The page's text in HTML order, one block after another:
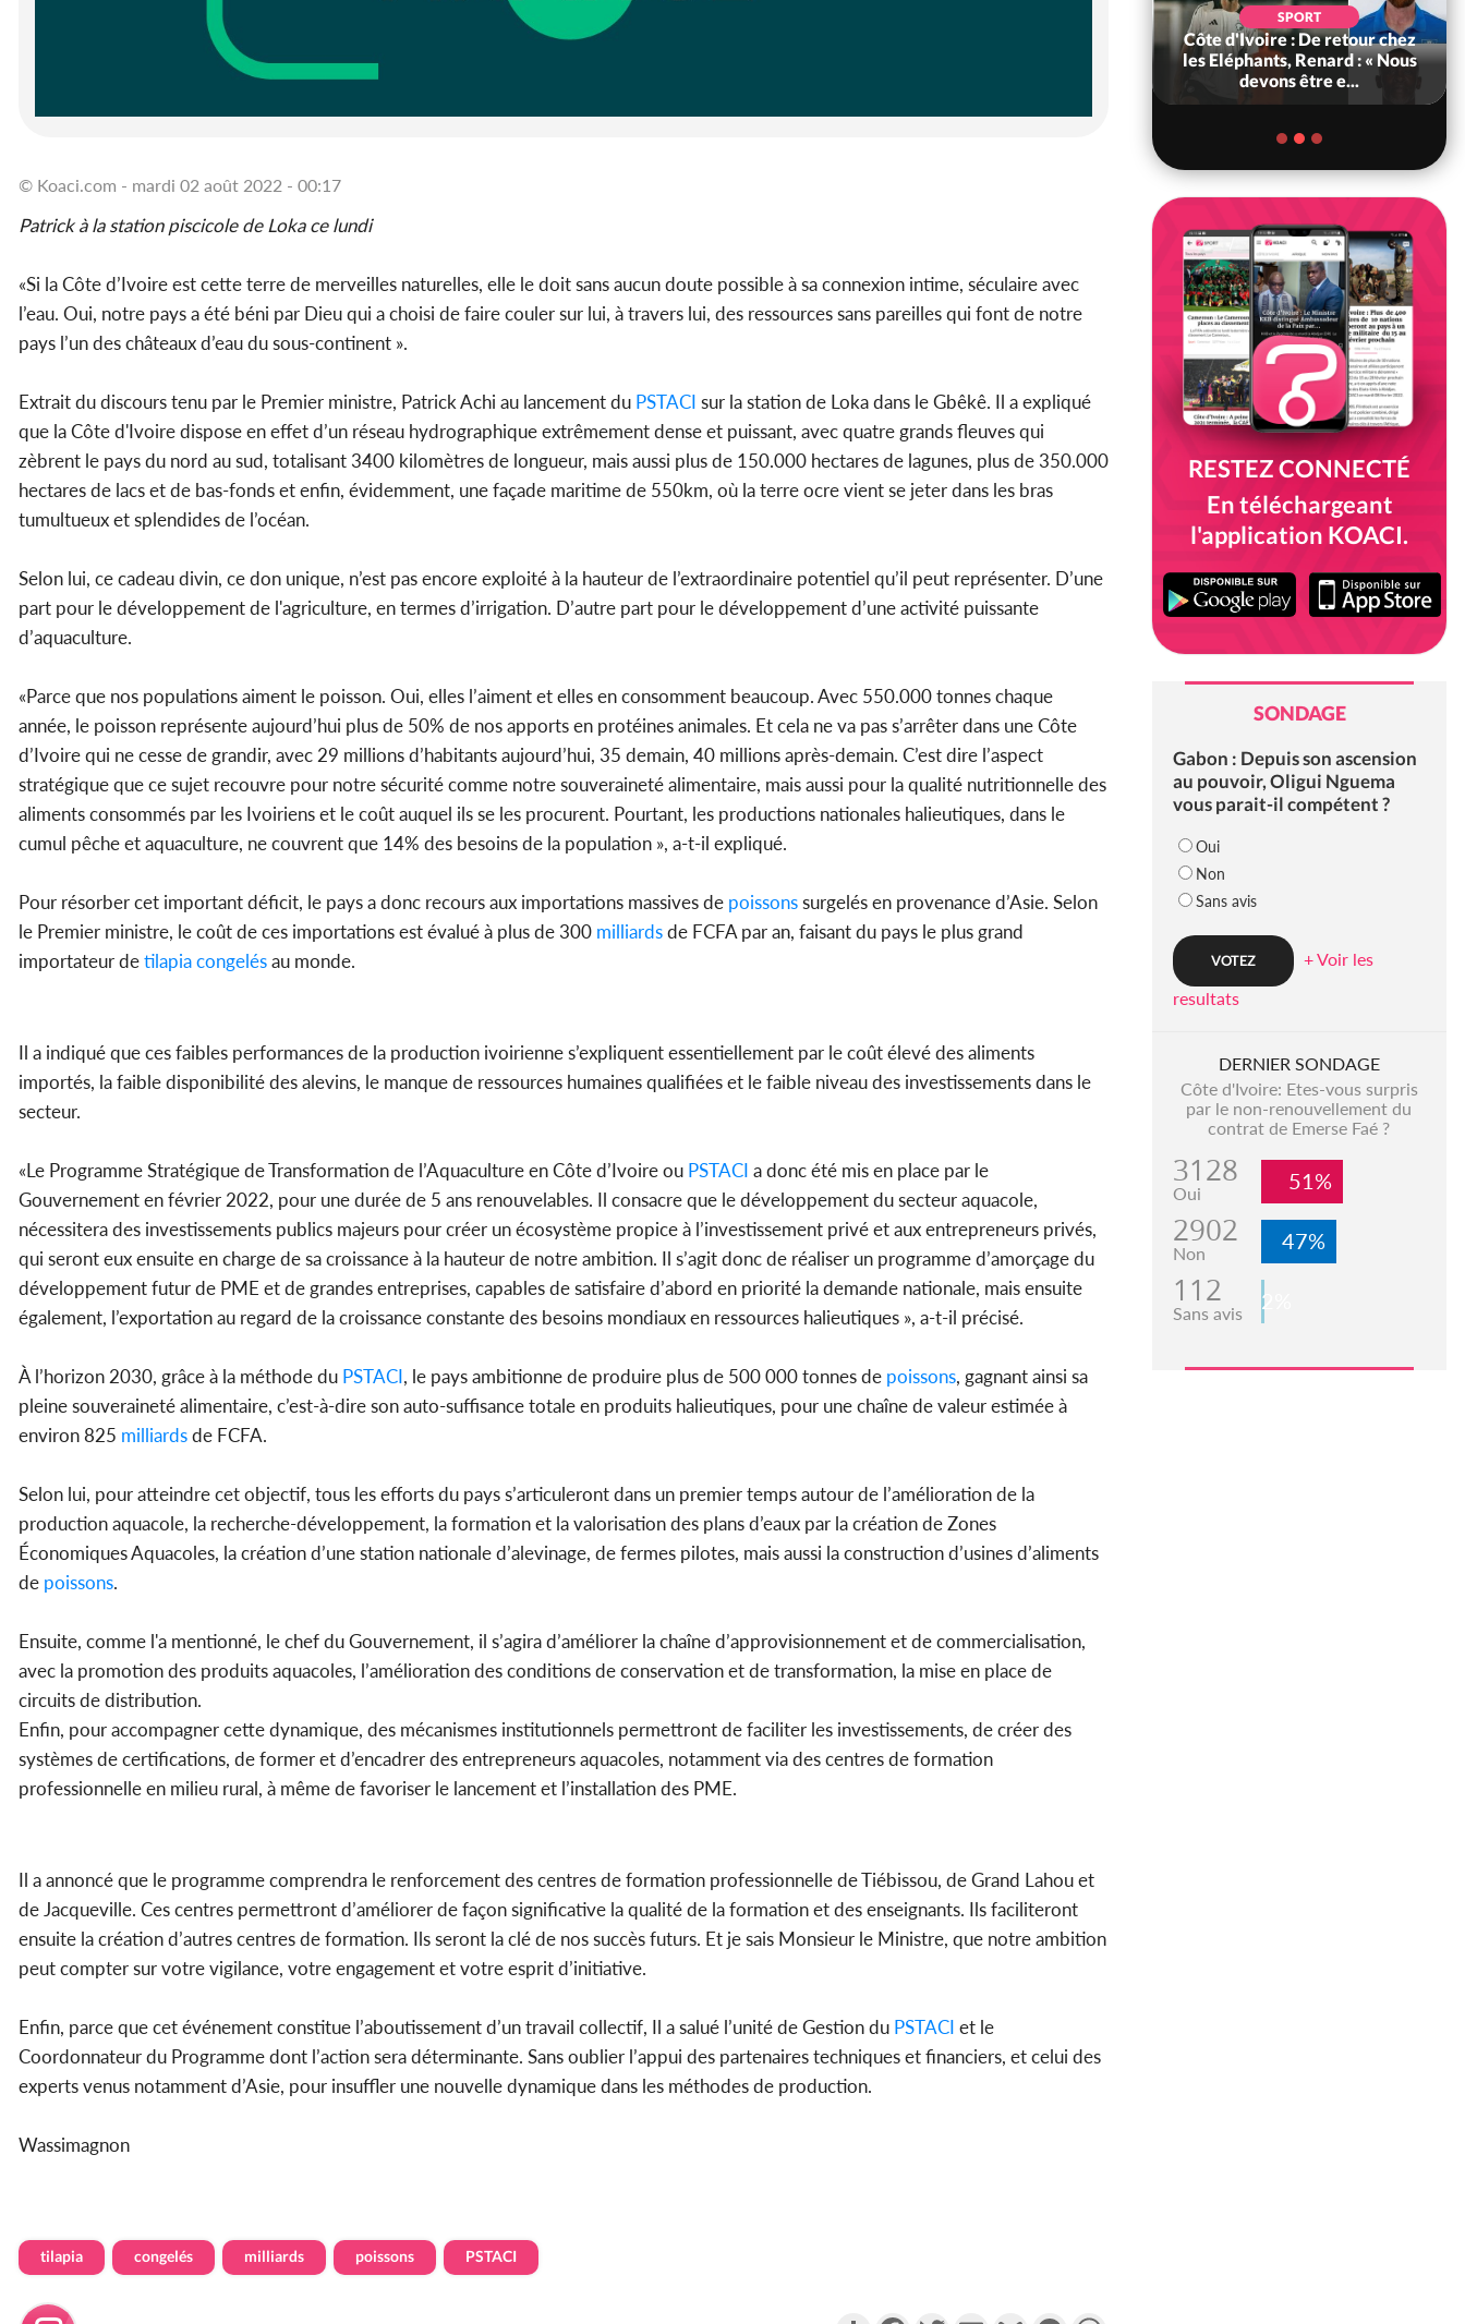
© Koaci.com - mardi 02 août 2022 - 00:17
Patrick à la station piscicole de Loka ce lundi
«Si la Côte d’Ivoire est cette terre de merveilles naturelles, elle le doit sans aucun doute possible à sa connexion intime, séculaire avec
l’eau. Oui, notre pays a été béni par Dieu qui a choisi de faire couler sur lui, à travers lui, des ressources sans pareilles qui font de notre
pays l’un des châteaux d’eau du sous-continent ».
Extrait du discours tenu par le Premier ministre, Patrick Achi au lancement du PSTACI sur la station de Loka dans le Gbêkê. Il a expliqué
que la Côte d'Ivoire dispose en effet d’un réseau hydrographique extrêmement dense et puissant, avec quatre grands fleuves qui
zèbrent le pays du nord au sud, totalisant 3400 kilomètres de longueur, mais aussi plus de 150.000 hectares de lagunes, plus de 350.000
hectares de lacs et de bas-fonds et enfin, évidemment, une façade maritime de 550km, où la terre ocre vient se jeter dans les bras
tumultueux et splendides de l’océan.
Selon lui, ce cadeau divin, ce don unique, n’est pas encore exploité à la hauteur de l’extraordinaire potentiel qu’il peut représenter. D’une
part pour le développement de l'agriculture, en termes d’irrigation. D’autre part pour le développement d’une activité puissante
d’aquaculture.
«Parce que nos populations aiment le poisson. Oui, elles l’aiment et elles en consomment beaucoup. Avec 550.000 tonnes chaque
année, le poisson représente aujourd’hui plus de 50% de nos apports en protéines animales. Et cela ne va pas s’arrêter dans une Côte
d’Ivoire qui ne cesse de grandir, avec 29 millions d’habitants aujourd’hui, 35 demain, 40 millions après-demain. C’est dire l’aspect
stratégique que ce sujet recouvre pour notre sécurité comme notre souveraineté alimentaire, mais aussi pour la qualité nutritionnelle des
aliments consommés par les Ivoiriens et le coût auquel ils se les procurent. Pourtant, les productions nationales halieutiques, dans le
cumul pêche et aquaculture, ne couvrent que 14% des besoins de la population », a-t-il expliqué.
Pour résorber cet important déficit, le pays a donc recours aux importations massives de poissonssurgelés en provenance d’Asie. Selon
le Premier ministre, le coût de ces importations est évalué à plus de 300 milliardsde FCFA par an, faisant du pays le plus grand
importateur detilapiacongelésau monde.
Il a indiqué que ces faibles performances de la production ivoirienne s’expliquent essentiellement par le coût élevé des aliments
importés, la faible disponibilité des alevins, le manque de ressources humaines qualifiées et le faible niveau des investissements dans le
secteur.
«Le Programme Stratégique de Transformation de l’Aquaculture en Côte d’Ivoire ou PSTACI a donc été mis en place par le
Gouvernement en février 2022, pour une durée de 5 ans renouvelables. Il consacre que le développement du secteur aquacole,
nécessitera des investissements publics majeurs pour créer un écosystème propice à l’investissement privé et aux entrepreneurs privés,
qui seront eux ensuite en charge de sa croissance à la hauteur de notre ambition. Il s’agit donc de réaliser un programme d’amorçage du
développement futur de PME et de grandes entreprises, capables de satisfaire d’abord en priorité la demande nationale, mais ensuite
également, l’exportation au regard de la croissance constante des besoins mondiaux en ressources halieutiques », a-t-il précisé.
À l’horizon 2030, grâce à la méthode du PSTACI, le pays ambitionne de produire plus de 500 000 tonnes de poissons, gagnant ainsi sa
pleine souveraineté alimentaire, c’est-à-dire son auto-suffisance totale en produits halieutiques, pour une chaîne de valeur estimée à
environ 825 milliardsde FCFA.
Selon lui, pour atteindre cet objectif, tous les efforts du pays s’articuleront dans un premier temps autour de l’amélioration de la
production aquacole, la recherche-développement, la formation et la valorisation des plans d’eaux par la création de Zones
Économiques Aquacoles, la création d’une station nationale d’alevinage, de fermes pilotes, mais aussi la construction d’usines d’aliments
de poissons.
Ensuite, comme l'a mentionné, le chef du Gouvernement, il s’agira d’améliorer la chaîne d’approvisionnement et de commercialisation,
avec la promotion des produits aquacoles, l’amélioration des conditions de conservation et de transformation, la mise en place de
circuits de distribution.
Enfin, pour accompagner cette dynamique, des mécanismes institutionnels permettront de faciliter les investissements, de créer des
systèmes de certifications, de former et d’encadrer des entrepreneurs aquacoles, notamment via des centres de formation
professionnelle en milieu rural, à même de favoriser le lancement et l’installation des PME.
Il a annoncé que le programme comprendra le renforcement des centres de formation professionnelle de Tiébissou, de Grand Lahou et
de Jacqueville. Ces centres permettront d’améliorer de façon significative la qualité de la formation et des enseignants. Ils faciliteront
ensuite la création d’autres centres de formation. Ils seront la clé de nos succès futurs. Et je sais Monsieur le Ministre, que notre ambition
peut compter sur votre vigilance, votre engagement et votre esprit d’initiative.
Enfin, parce que cet événement constitue l’aboutissement d’un travail collectif, Il a salué l’unité de Gestion du PSTACI et le
Coordonnateur du Programme dont l’action sera déterminante. Sans oublier l’appui des partenaires techniques et financiers, et celui des
experts venus notamment d’Asie, pour insuffler une nouvelle dynamique dans les méthodes de production.
Wassimagnon
tilapia congelés milliards poissons PSTACI
SPORT
Côte d'Ivoire : De retour chez
les Eléphants, Renard : « Nous
devons être e...
RESTEZ CONNECTÉ
En téléchargeant
l'application KOACI.
SONDAGE
Gabon : Depuis son ascension
au pouvoir, Oligui Nguema
vous parait-il compétent ?
Oui
Non
Sans avis
+ Voir les
resultats
DERNIER SONDAGE
Côte d'Ivoire: Etes-vous surpris
par le non-renouvellement du
contrat de Emerse Faé ?
3128
Oui 51%
2902
Non 47%
112
Sans avis 2%